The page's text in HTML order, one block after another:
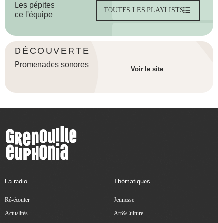
Les pépites
de l'équipe
TOUTES LES PLAYLISTS
DÉCOUVERTE
Promenades sonores
Voir le site
La radio
Ré-écouter
Actualités
Thématiques
Jeunesse
Art&Culture